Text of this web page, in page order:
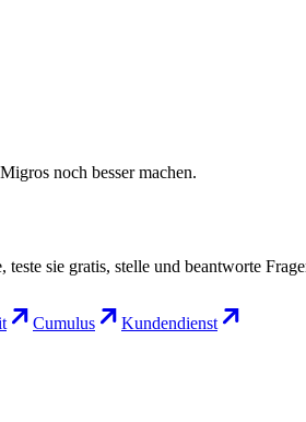
noch besser machen.
sie gratis, stelle und beantworte
Cumulus Kundendienst